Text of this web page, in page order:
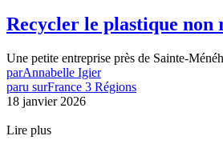
Recycler le plastique non
Une petite entreprise près de Sainte-
parAnnabelle Igier
paru surFrance 3 Régions
18 janvier 2026
Lire plus